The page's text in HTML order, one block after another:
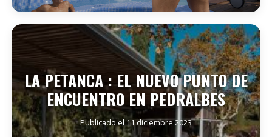
SEGUIR LEYENDO
LA PETANCA : EL NUEVO PUNTO DE
ENCUENTRO EN PEDRALBES
Publicado el 11 diciembre 2023